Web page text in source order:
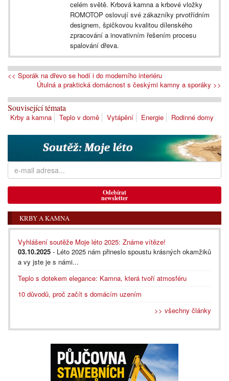
celém světě. Krbová kamna a krbové vložky
ROMOTOP oslovují své zákazníky prvotřídním
designem, špičkovou kvalitou dílenského
zpracování a inovativním řešením procesu
spalování dřeva.
<< Sporák na dřevo se hodí i do moderního interiéru
Útulná a praktická domácnost s českými kamny a sporáky >>
Související témata
Krby a kamna Teplo v domě Vytápění Energie Rodinné domy
Odebírat
newsletter
KRBY A KAMNA
Vyhlášení soutěže Moje léto 2025: Známe vítěze!
03.10.2025 - Léto 2025 nám přineslo spoustu krásných okamžiků
a vy jste je s námi...
Teplo s dotekem elegance: Kamna, která tvoří atmosféru
10 důvodů, proč začít s domácím uzením
>> všechny články